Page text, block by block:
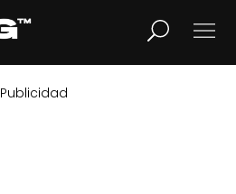
LIFESTYLE
Publicidad